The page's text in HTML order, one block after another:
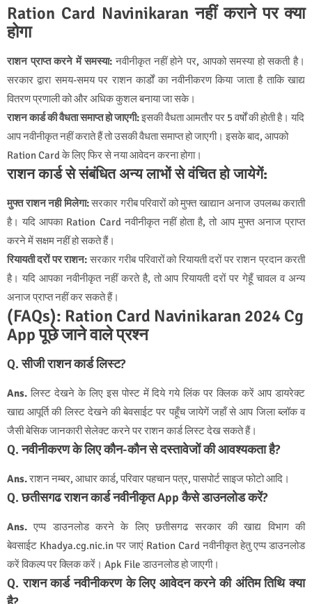
Ration Card Navinikaran नहीं कराने पर क्‍या
होगा
राशन प्राप्त करने में समस्या: नवीनीकृत नहीं होने पर, आपको समस्या हो सकती है।
सरकार द्वारा समय-समय पर राशन कार्डों का नवीनीकरण किया जाता है ताकि खाद्य
वितरण प्रणाली को और अधिक कुशल बनाया जा सके।
राशन कार्ड की वैधता समाप्त हो जाएगी:इसकी वैधता आमतौर पर 5 वर्षों की होती है। यदि
आप नवीनीकृत नहीं कराते हैं तो उसकी वैधता समाप्त हो जाएगी। इसके बाद, आपको
Ration Card के लिए फिर से नया आवेदन करना होगा।
राशन कार्ड से संबंधित अन्य लाभों से वंचित हो जायेगें:
मुफ्त राशन नही मिलेगा:सरकार गरीब परिवारों को मुफ्त खाद्यान अनाज उपलब्‍ध कराती
है। यदि आपका Ration Cardनवीनीकृतनहीं होता है, तो आप मुफ्त अनाज प्राप्त
करने में सक्षम नहीं हो सकते हैं।
रियायती दरों पर राशन:सरकार गरीब परिवारों को रियायती दरों पर राशन प्रदान करती
है। यदि आपका नवीनीकृत नहीं करते है, तो आप रियायती दरों पर गेहूँ चावल व अन्‍य
अनाज प्राप्त नहीं कर सकते हैं।
(FAQs): Ration Card Navinikaran 2024 Cg
App पूछे जाने वाले प्रश्न
Q. सीजी राशन कार्ड लिस्ट?
Ans. लिस्‍ट देखने के लिए इस पोस्‍ट में दिये गये लिंक पर क्लिक करें आप डायरेक्‍ट
खाद्य आपूर्ति की लिस्‍ट देखने की बेवसाईट पर पहूँच जायेगें जहॉं से आप जिला ब्‍लॉक व
जैसी बेसिक जानकारी सेलेक्‍ट करने पर राशन कार्ड लिस्‍ट देख सकते हैं।
Q. नवीनीकरण के लिए कौन-कौन से दस्तावेजों की आवश्यकता है?
Ans.राशन नम्‍बर, आधार कार्ड, परिवार पहचान पत्र, पासपोर्ट साइज फोटो आदि।
Q. छतीसगढ राशन कार्ड नवीनीकृत App कैसे डाउनलोड करें?
Ans.एप्‍प डाउनलोड करने के लिए छतीसगढ सरकार की खाद्य विभाग की
बेवसाईट Khadya.cg.nic.in पर जाएं Ration Cardनवीनीकृतहेतु एप्प डाउनलोड
करें विकल्‍प पर क्लिक करेंं। Apk File डाउनलोड हो जाएगी।
Q. राशन कार्ड नवीनीकरण के लिए आवेदन करने की अंतिम तिथि क्या